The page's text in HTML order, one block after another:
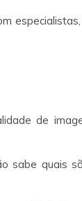
de
sabe quais